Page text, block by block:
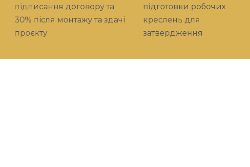
підписання договору та
30% після монтажу та здачі
проєкту
підготовки робочих
креслень для
затвердження